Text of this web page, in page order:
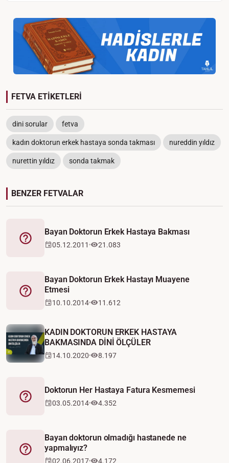
FETVA ETİKETLERİ
dini sorular fetva
kadın doktorun erkek hastaya sonda takması nureddin yıldız
nurettin yıldız sonda takmak
BENZER FETVALAR
Fetva
Bayan Doktorun Erkek Hastaya Bakması
05.12.2011 21.083
Fetva
Bayan Doktorun Erkek Hastayı Muayene
Etmesi
10.10.2014 11.612
KADIN DOKTORUN ERKEK HASTAYA
BAKMASINDA DİNİ ÖLÇÜLER
14.10.2020 8.197
Fetva
Doktorun Her Hastaya Fatura Kesmemesi
03.05.2014 4.352
Fetva
Bayan doktorun olmadığı hastanede ne
yapmalıyız?
02.06.2017 4.172